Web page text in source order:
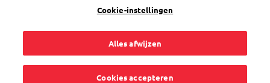
Je verzendt pakjes naar Luxemburg in elk
Tijd besparen? Maak en betaal je verzendetiket
Cookie-instellingen
Alles afwijzen
Cookies accepteren